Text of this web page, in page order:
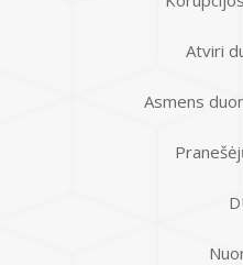
Atviri
Asmens